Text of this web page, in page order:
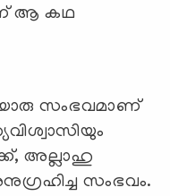
ആ കഥ
സംഭവമാണ്
അല്ലാഹു
സംഭവം.